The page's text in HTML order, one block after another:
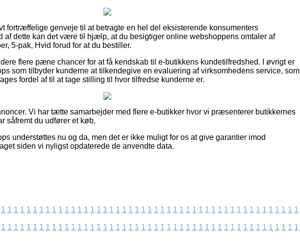
fortræffelige genveje til at betragte en hel del eksisterende konsumenters
af dette kan det være til hjælp, at du besigtiger online webshoppens omtaler af
5-pak, Hvid forud for at du bestiller.
flere pæne chancer for at få kendskab til e-butikkens kundetilfredshed. I øvrigt er
som tilbyder kunderne at tilkendegive en evaluering af virksomhedens service, som
fordel af til at tage stilling til hvor tilfredse kunderne er.
Vi har tætte samarbejder med flere e-butikker hvor vi præsenterer butikkernes
såfremt du udfører et køb.
understøttes nu og da, men det er ikke muligt for os at give garantier imod
siden vi nyligst opdaterede de anvendte data.
1 1 1 1 1 1 1 1 1 1 1 1 1 1 1 1 1 1 1 1 1 1 1 1 1 1 1 1 1 1 1 1 1 1 1 1 1 1 1 1 1 1 1 1 1 1 1
1 1 1 1 1 1 1 1 1 1 1 1 1 1 1 1 1 1 1 1 1 1 1 1 1 1 1 1 1 1 1 1 1 1 1 1 1 1 1 1 1 1 1 1 1 1 1